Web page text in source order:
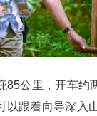
85公里，开车约
以跟着向导深入